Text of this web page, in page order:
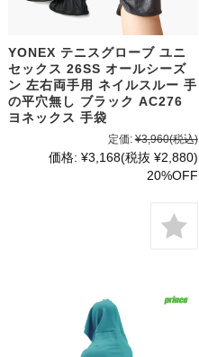
YONEX テニスグローブ ユニ
セックス 26SS オールシーズ
ン 左右両手用 ネイルスルー 手
の平穴無し ブラック AC276
ヨネックス 手袋
定価: ¥3,960(税込)
価格: ¥3,168(税抜 ¥2,880)
20%OFF